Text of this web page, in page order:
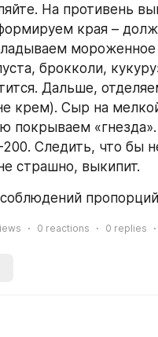
На противень
края –
брокколи,
Дальше,
крем). Сыр на
покрываем
Следить, что бы
страшно, выкипит.
0 reactions 0 replies